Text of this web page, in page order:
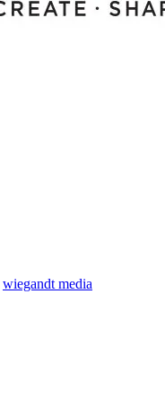
wiegandt media